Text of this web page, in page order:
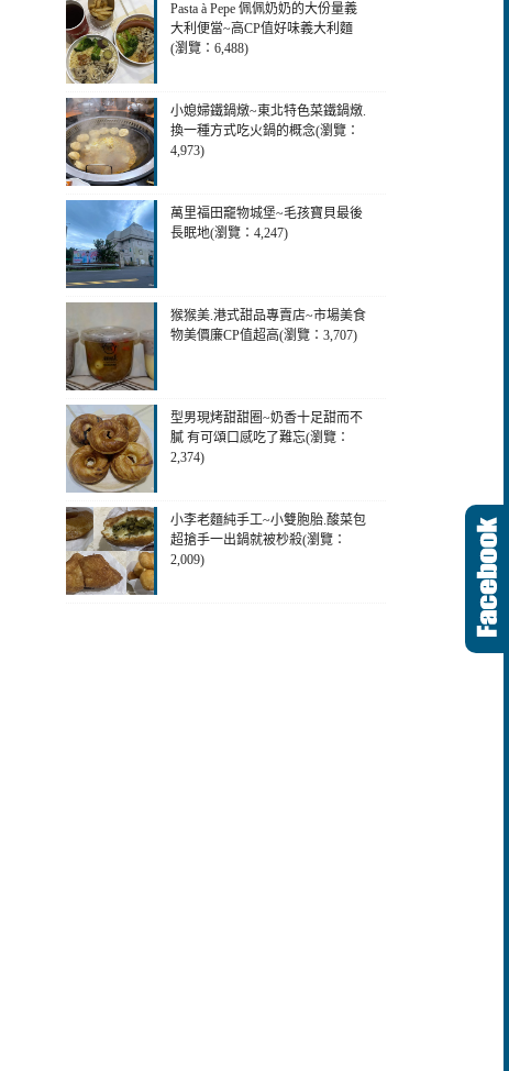
Pasta à Pepe 佩佩奶奶的大份量義
大利便當~高CP值好味義大利麵
(瀏覽：6,488)
小媳婦鐵鍋燉~東北特色菜鐵鍋燉.
換一種方式吃火鍋的概念(瀏覽：
4,973)
萬里福田竉物城堡~毛孩寶貝最後
長眠地(瀏覽：4,247)
猴猴美.港式甜品專賣店~市場美食
物美價廉CP值超高(瀏覽：3,707)
型男現烤甜甜圈~奶香十足甜而不
膩 有可頌口感吃了難忘(瀏覽：
2,374)
小李老麵純手工~小雙胞胎.酸菜包
超搶手一出鍋就被杪殺(瀏覽：
2,009)